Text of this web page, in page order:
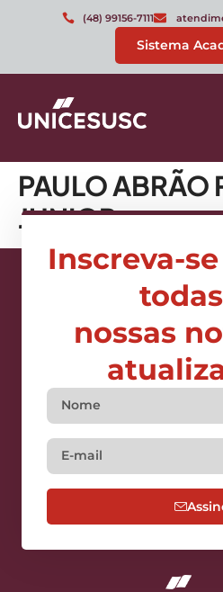
(48) 99156-7111
Sistema
PAULO ABRÃO
JUNIOR
Inscreva-
nossas